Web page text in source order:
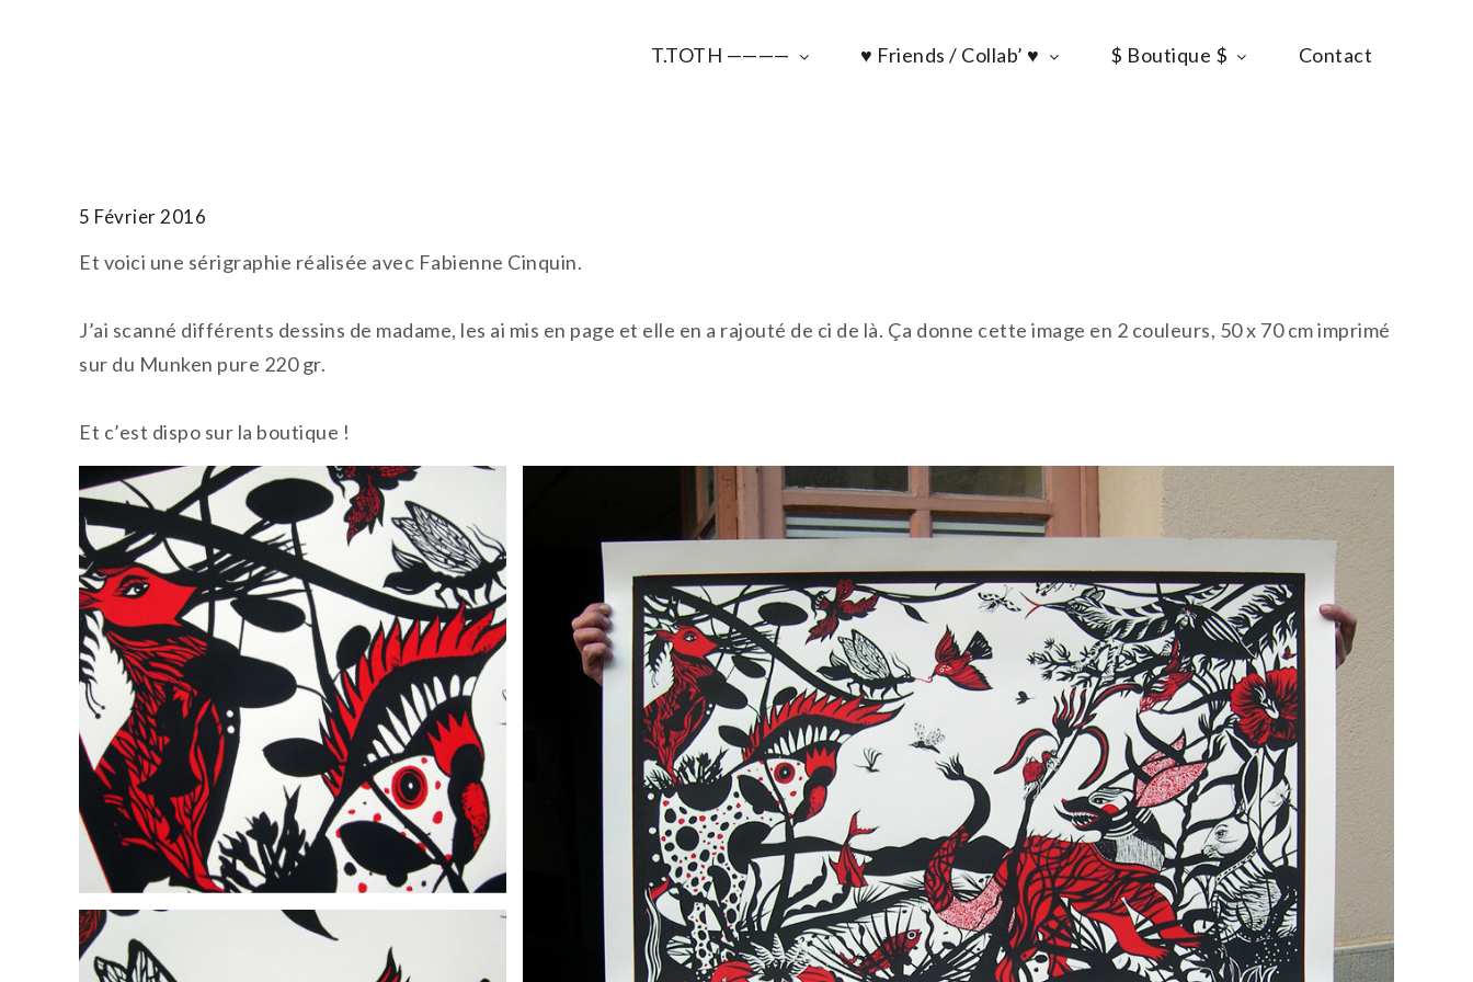
T.TOTH ———— ♥ Friends / Collab’ ♥ $ Boutique $ Contact
5 Février 2016
Et voici une sérigraphie réalisée avec Fabienne Cinquin.
J’ai scanné différents dessins de madame, les ai mis en page et elle en a rajouté de ci de là. Ça donne cette image en 2 couleurs, 50 x 70 cm imprimé
sur du Munken pure 220 gr.
Et c’est dispo sur la boutique !